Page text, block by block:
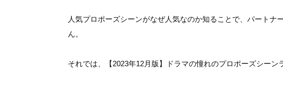
人気プロポーズシーンがなぜ人気なのか知ることで、パートナ
ん。
それでは、【2023年12月版】ドラマの憧れのプロポーズシーン